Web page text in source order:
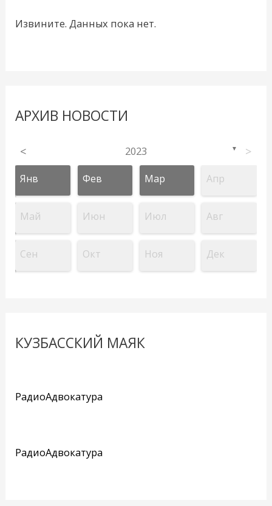
Извините. Данных пока нет.
АРХИВ НОВОСТИ
< 2023 ▼ >
Янв Фев Мар Апр
Май Июн Июл Авг
Сен Окт Ноя Дек
КУЗБАССКИЙ МАЯК
РадиоАдвокатура
РадиоАдвокатура